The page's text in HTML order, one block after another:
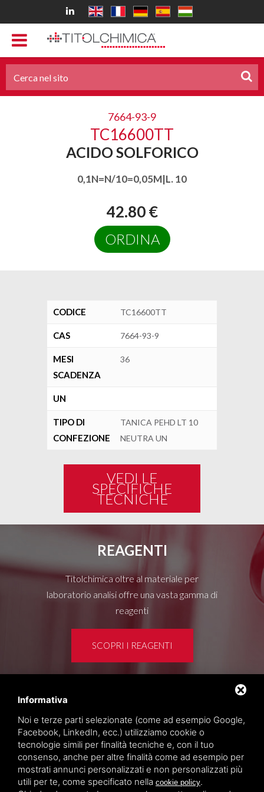
7664-93-9
TC16600TT
ACIDO SOLFORICO
0,1N=N/10=0,05M|L. 10
42.80 €
ORDINA
CODICE TC16600TT
CAS 7664-93-9
MESI
SCADENZA
36
UN
TIPO DI
CONFEZIONE
TANICA PEHD LT 10
NEUTRA UN
VEDI LE
SPECIFICHE
TECNICHE
REAGENTI
Titolchimica oltre al materiale per
laboratorio analisi offre una vasta gamma di
reagenti
SCOPRI I REAGENTI
Area clienti
Privacy policy
Sitemap
TITOLCHIMICA SPA - VIA DELL'ARTIGIANATO, 2
(MACROAREA) 45030 VILLAMARZANA (RO) ITALY,
Informativa
Noi e terze parti selezionate (come ad esempio Google,
Facebook, LinkedIn, ecc.) utilizziamo cookie o
tecnologie simili per finalità tecniche e, con il tuo
consenso, anche per altre finalità come ad esempio per
mostrati annunci personalizzati e non personalizzati più
utili per te, come specificato nella cookie policy.